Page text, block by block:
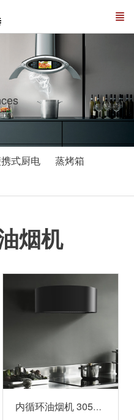
式厨电
蒸烤箱
烟机
内循环油烟机 305CXH